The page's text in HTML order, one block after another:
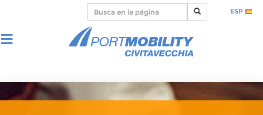
ESP